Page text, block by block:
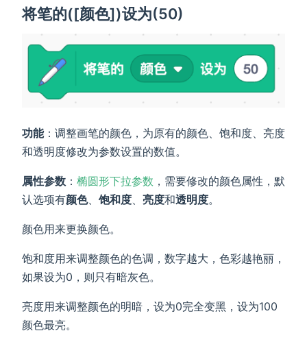
将笔的([颜色])设为(50)
功能：调整画笔的颜色，为原有的颜色、饱和度、亮度
和透明度修改为参数设置的数值。
属性参数 ： 椭圆形下拉参数 ，需要修改的颜色属性，默
认选项有颜色、 饱和度、 亮度和透明度。
颜色用来更换颜色。
饱和度用来调整颜色的色调，数字越大，色彩越艳丽，
如果设为0，则只有暗灰色。
亮度用来调整颜色的明暗，设为0完全变黑，设为100
颜色最亮。